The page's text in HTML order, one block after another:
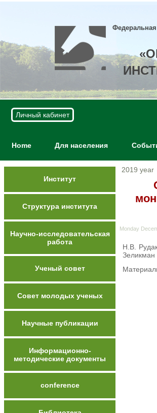
Личный кабинет
Home Для населения
Институт
Структура института
Научно-исследовательская
работа
Ученый совет
Совет молодых ученых
Научные публикации
Информационно-
методические документы
conference
2019 year
Monday
Н.В.
Зеликман